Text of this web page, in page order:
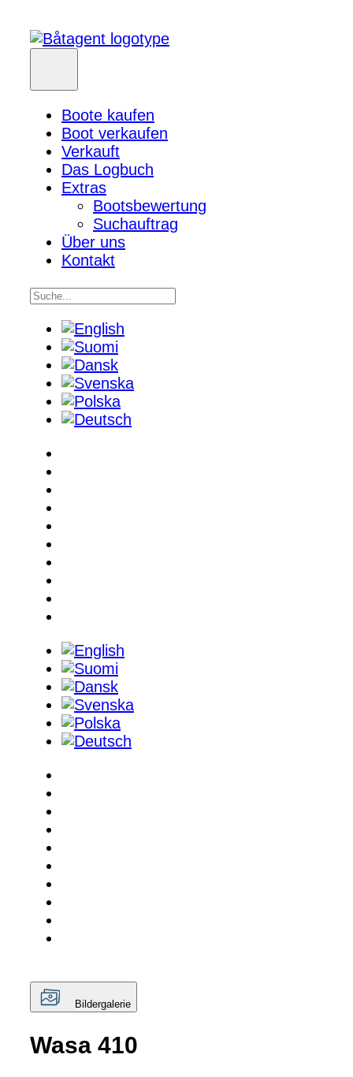
Boote kaufen
Boot verkaufen
Verkauft
Das Logbuch
Extras
Bootsbewertung
Suchauftrag
Über uns
Kontakt
Bildergalerie
Wasa 410